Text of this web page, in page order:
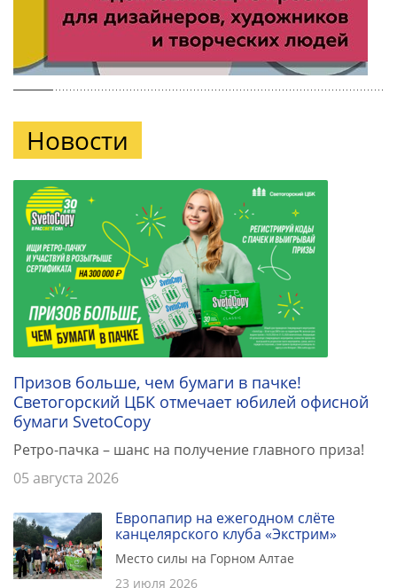
Новости
Призов больше, чем бумаги в пачке!
Светогорский ЦБК отмечает юбилей офисной
бумаги SvetoCopy
Ретро-пачка – шанс на получение главного приза!
05 августа 2026
Европапир на ежегодном слёте
канцелярского клуба «Экстрим»
Место силы на Горном Алтае
23 июля 2026